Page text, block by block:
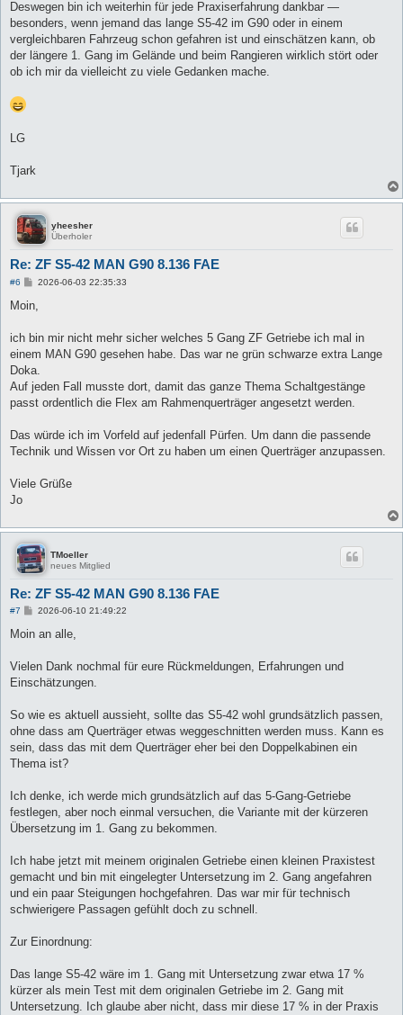
Deswegen bin ich weiterhin für jede Praxiserfahrung dankbar —
besonders, wenn jemand das lange S5-42 im G90 oder in einem
vergleichbaren Fahrzeug schon gefahren ist und einschätzen kann, ob
der längere 1. Gang im Gelände und beim Rangieren wirklich stört oder
ob ich mir da vielleicht zu viele Gedanken mache.
LG
Tjark
yheesher
Überholer
Re: ZF S5-42 MAN G90 8.136 FAE
#6
B
i
t
a
2026-06-03 22:35:33
Moin,
ich bin mir nicht mehr sicher welches 5 Gang ZF Getriebe ich mal in
einem MAN G90 gesehen habe. Das war ne grün schwarze extra Lange
Doka.
Auf jeden Fall musste dort, damit das ganze Thema Schaltgestänge
passt ordentlich die Flex am Rahmenquerträger angesetzt werden.
Das würde ich im Vorfeld auf jedenfall Pürfen. Um dann die passende
Technik und Wissen vor Ort zu haben um einen Querträger anzupassen.
Viele Grüße
Jo
TMoeller
neues Mitglied
Re: ZF S5-42 MAN G90 8.136 FAE
#7
B
i
a
2026-06-10 21:49:22
Moin an alle,
Vielen Dank nochmal für eure Rückmeldungen, Erfahrungen und
Einschätzungen.
So wie es aktuell aussieht, sollte das S5-42 wohl grundsätzlich passen,
ohne dass am Querträger etwas weggeschnitten werden muss. Kann es
sein, dass das mit dem Querträger eher bei den Doppelkabinen ein
Thema ist?
Ich denke, ich werde mich grundsätzlich auf das 5-Gang-Getriebe
festlegen, aber noch einmal versuchen, die Variante mit der kürzeren
Übersetzung im 1. Gang zu bekommen.
Ich habe jetzt mit meinem originalen Getriebe einen kleinen Praxistest
gemacht und bin mit eingelegter Untersetzung im 2. Gang angefahren
und ein paar Steigungen hochgefahren. Das war mir für technisch
schwierigere Passagen gefühlt doch zu schnell.
Zur Einordnung:
Das lange S5-42 wäre im 1. Gang mit Untersetzung zwar etwa 17 %
kürzer als mein Test mit dem originalen Getriebe im 2. Gang mit
Untersetzung. Ich glaube aber nicht, dass mir diese 17 % in der Praxis